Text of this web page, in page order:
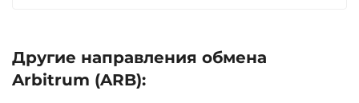
Другие направления обмена
Arbitrum (ARB):